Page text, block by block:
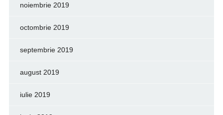
noiembrie 2019
octombrie 2019
septembrie 2019
august 2019
iulie 2019